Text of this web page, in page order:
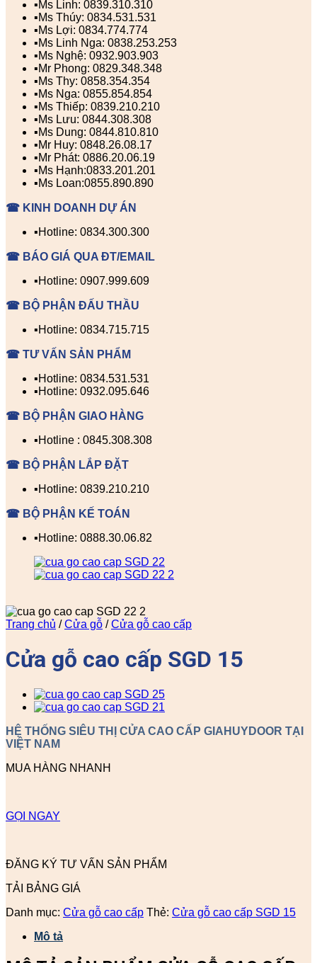
▪️Ms Linh: 0839.310.310
▪️Ms Thúy: 0834.531.531
▪️Ms Lợi: 0834.774.774
▪️Ms Linh Nga: 0838.253.253
▪️Ms Nghệ: 0932.903.903
▪️Mr Phong: 0829.348.348
▪️Ms Thy: 0858.354.354
▪️Ms Nga: 0855.854.854
▪️Ms Thiếp: 0839.210.210
▪️Ms Lưu: 0844.308.308
▪️Ms Dung: 0844.810.810
▪️Mr Huy: 0848.26.08.17
▪️Mr Phát: 0886.20.06.19
▪️Ms Hạnh:0833.201.201
▪️Ms Loan:0855.890.890
☎ KINH DOANH DỰ ÁN
▪️Hotline: 0834.300.300
☎ BÁO GIÁ QUA ĐT/EMAIL
▪️Hotline: 0907.999.609
☎ BỘ PHẬN ĐẤU THẦU
▪️Hotline: 0834.715.715
☎ TƯ VẤN SẢN PHẨM
▪️Hotline: 0834.531.531
▪️Hotline: 0932.095.646
☎ BỘ PHẬN GIAO HÀNG
▪️Hotline : 0845.308.308
☎ BỘ PHẬN LẮP ĐẶT
▪️Hotline: 0839.210.210
☎ BỘ PHẬN KẾ TOÁN
▪️Hotline: 0888.30.06.82
Trang chủ / Cửa gỗ / Cửa gỗ cao cấp
Cửa gỗ cao cấp SGD 15
HỆ THỐNG SIÊU THỊ CỬA CAO CẤP GIAHUYDOOR TẠI
VIỆT NAM
MUA HÀNG NHANH
GỌI NGAY
ĐĂNG KÝ TƯ VẤN SẢN PHẨM
TẢI BẢNG GIÁ
Danh mục: Cửa gỗ cao cấp Thẻ: Cửa gỗ cao cấp SGD 15
Mô tả